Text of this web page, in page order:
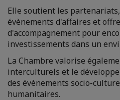
Elle soutient les
évènements d'affaires et
d'accompagnement pour
investissements dans un
La Chambre valorise
interculturels et le
des évènements socio-
humanitaires.